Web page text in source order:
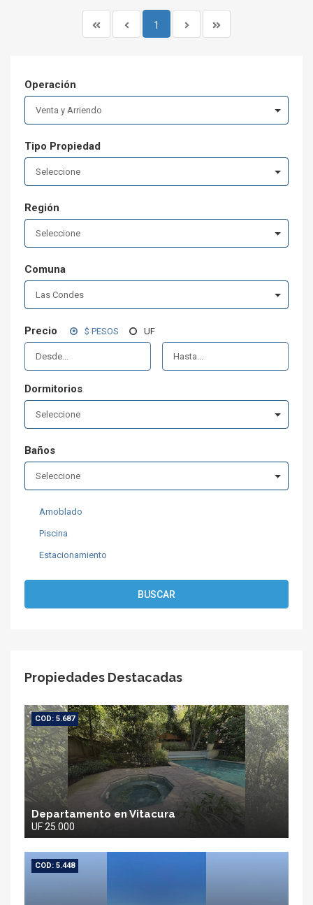
1
Operación
Venta y Arriendo
Tipo Propiedad
Seleccione
Región
Seleccione
Comuna
Las Condes
Precio $ PESOS UF
Dormitorios
Seleccione
Baños
Seleccione
Amoblado
Piscina
Estacionamiento
BUSCAR
Propiedades Destacadas
COD: 5.687
Departamento en Vitacura
UF 25.000
COD: 5.448